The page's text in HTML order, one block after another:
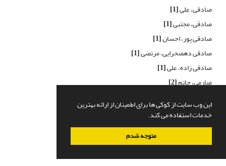
این وب سایت از کوکی ها برای اطمینان از ارائه بهترین
خدمات استفاده می کند.
متوجه شدم
صادقی، علی[1]
صادقی، مجتبی[1]
صادقی پور، احسان[1]
صادقی دهصحرایی، مرتضی[1]
صادقی زاده، علی[1]
صارمی، حاتم[2]
صاعد، محمد فاضل [1]
صالح، نصیراحمد[1]
صالحی، صدیقه[1]